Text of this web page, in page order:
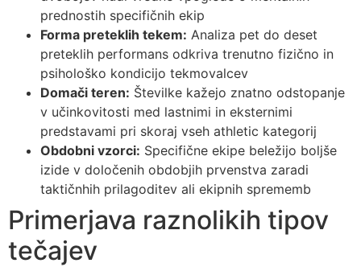
prednostih specifičnih ekip
Forma preteklih tekem: Analiza pet do deset
preteklih performans odkriva trenutno fizično in
psihološko kondicijo tekmovalcev
Domači teren: Številke kažejo znatno odstopanje
v učinkovitosti med lastnimi in eksternimi
predstavami pri skoraj vseh athletic kategorij
Obdobni vzorci: Specifične ekipe beležijo boljše
izide v določenih obdobjih prvenstva zaradi
taktičnhih prilagoditev ali ekipnih sprememb
Primerjava raznolikih tipov
tečajev